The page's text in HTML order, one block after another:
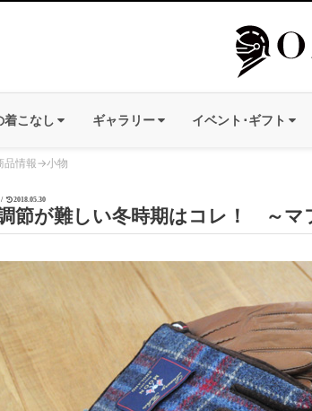
着こなし ギャラリー イベント･ギフト
品情報→小物
/ 2018.05.30
節が難しい冬時期はコレ！ ～マ